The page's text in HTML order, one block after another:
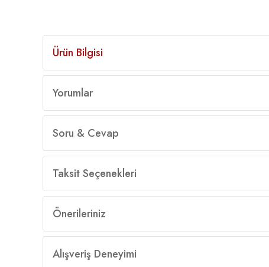
Ürün Bilgisi
Yorumlar
Soru & Cevap
Taksit Seçenekleri
Önerileriniz
Alışveriş Deneyimi